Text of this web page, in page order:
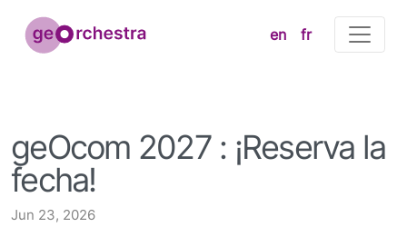
en fr
geOcom 2027 : ¡Reserva la
fecha!
Jun 23, 2026